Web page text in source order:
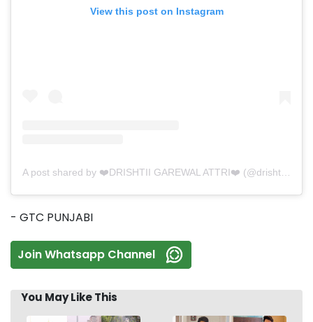
View this post on Instagram
A post shared by ❤️DRISHTII GAREWAL ATTRI❤️ (@drishtiigarewal9)
- GTC PUNJABI
Join Whatsapp Channel
You May Like This